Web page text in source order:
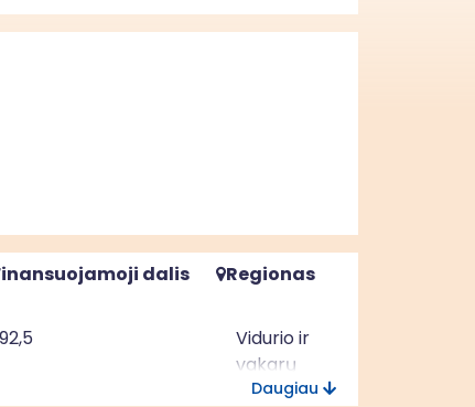
dalis Regionas
92,5
Vidurio ir
vakarų
Lietuvos
Daugiau